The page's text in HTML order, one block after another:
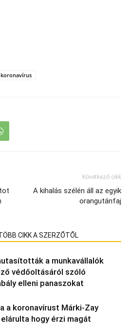
koronavírus
Következő cikk
A kihalás szélén áll az egyik
orangutánfaj
CIKK A SZERZŐTŐL
a munkavállalók
védőoltásáról szóló
elleni panaszokat
a koronavírust Márki-Zay
hogy érzi magát